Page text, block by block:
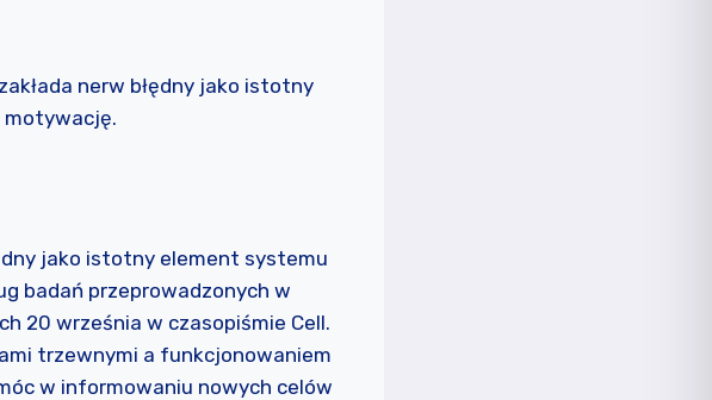
nerw błędny jako istotny
motywację.
jako istotny element systemu
badań przeprowadzonych w
20 września w czasopiśmie Cell.
trzewnymi a funkcjonowaniem
w informowaniu nowych celów